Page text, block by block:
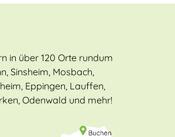
in über 120 Orte rundum
Sinsheim, Mosbach,
Eppingen, Lauffen,
Odenwald und mehr!